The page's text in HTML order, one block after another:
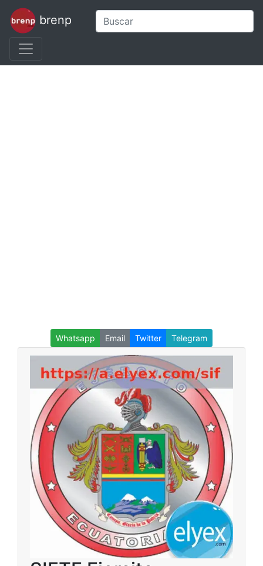
brenp
Whatsapp Email Twitter Telegram